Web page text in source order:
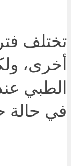
تختلف
أخرى،
الطبي
في حالة